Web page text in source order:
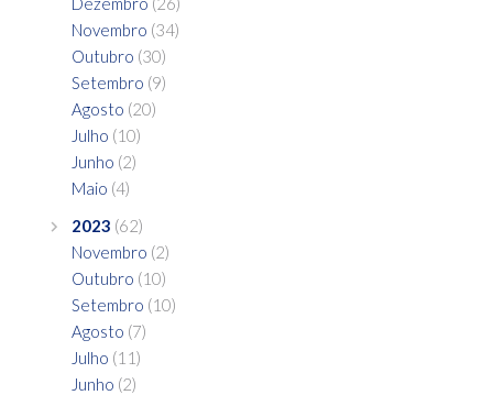
Novembro (34)
Outubro (30)
Setembro (9)
Agosto (20)
Julho (10)
Junho (2)
Maio (4)
2023 (62)
Novembro (2)
Outubro (10)
Setembro (10)
Agosto (7)
Julho (11)
Junho (2)